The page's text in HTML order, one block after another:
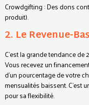
Crowdgifting : Des dons
produit).
2. Le Revenue-
C’est la grande tendance
Vous recevez un
d'un pourcentage de votre
mensualités baissent. C'est
pour sa flexibilité.